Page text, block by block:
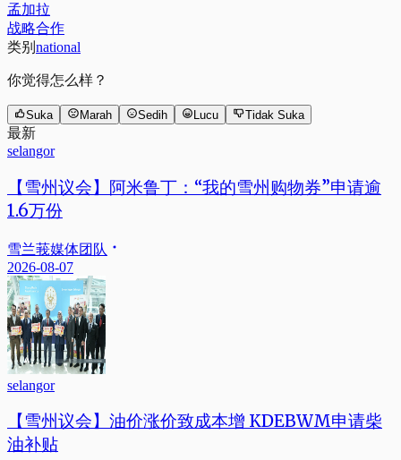
孟加拉
战略合作
类别 national
你觉得怎么样？
Suka Marah Sedih Lucu Tidak Suka
最新
selangor
【雪州议会】阿米鲁丁：“我的雪州购物券”申请逾
1.6万份
雪兰莪媒体团队
2026-08-07
selangor
【雪州议会】油价涨价致成本增 KDEBWM申请柴
油补贴